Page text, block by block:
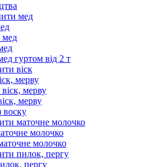
мед
мед
гуртом від 2 т
віск
мерву
мерву
мерву
воску
маточне молочко
молочко
молочко
пилок, пергу
пергу